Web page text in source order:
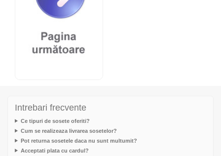
Intrebari frecvente
Ce tipuri de sosete oferiti?
Cum se realizeaza livrarea sosetelor?
Pot returna sosetele daca nu sunt multumit?
Acceptati plata cu cardul?